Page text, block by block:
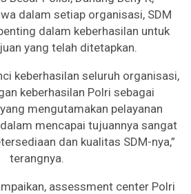
dalam setiap organisasi, SDM
dalam keberhasilan untuk
yang telah ditetapkan.
keberhasilan seluruh organisasi,
keberhasilan Polri sebagai
mengutamakan pelayanan
mencapai tujuannya sangat
dan kualitas SDM-nya,”
terangnya.
assessment center Polri